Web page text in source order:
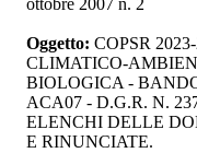
ottobre 2007 n. 2
Oggetto: COPSR
CLIMATICO-
BIOLOGICA -
ACA07 - D.G.R. N.
ELENCHI DELLE
E RINUNCIATE.